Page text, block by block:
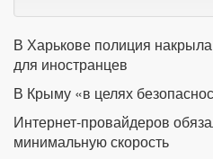
В Харькове полиция
для иностранцев
В Крыму «в целях
Интернет-провайдеров
минимальную скорость